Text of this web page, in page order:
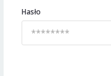
Hasło